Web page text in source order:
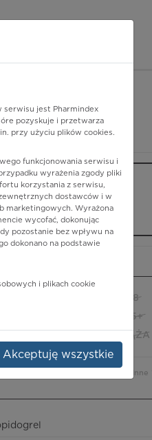
18
65+
CIĄŻA
Inne
jest Pharmindex
pozyskuje i przetwarza
przy użyciu plików cookies.
funkcjonowania serwisu i
wyrażenia zgody pliki
korzystania z serwisu,
dostawców i w
marketingowych. Wyrażona
wycofać, dokonując
pozostanie bez wpływu na
dokonano na podstawie
i plikach cookie
Akceptuję wszystkie